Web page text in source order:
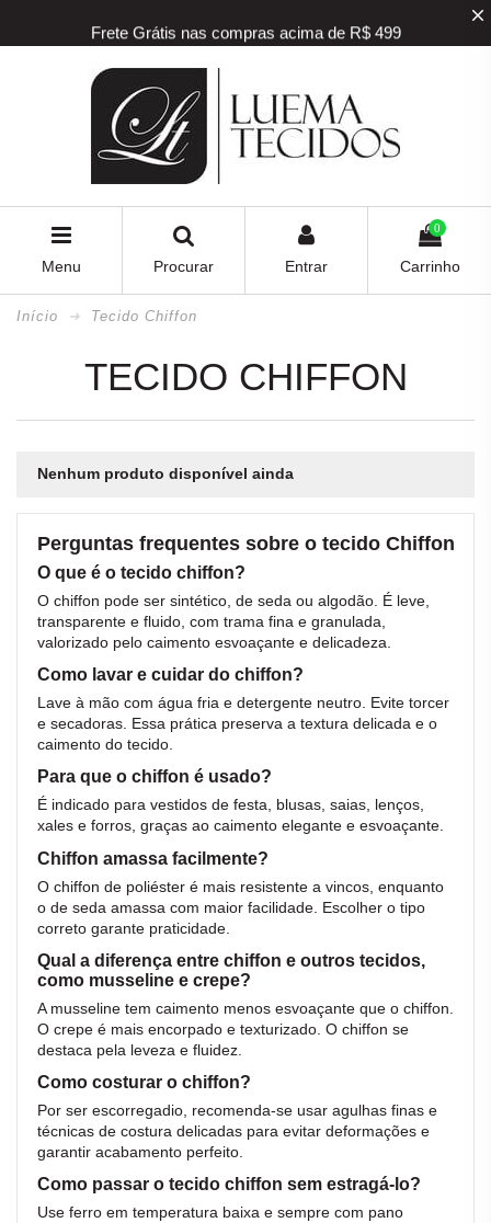
Frete Grátis nas compras acima de R$ 499
5% de desconto para pagamento via PIX e BOLETO
Frete Grátis nas compras acima de R$ 499
Menu Procurar Entrar
0
Carrinho
Início Tecido Chiffon
TECIDO CHIFFON
Nenhum produto disponível ainda
Perguntas frequentes sobre o tecido Chiffon
O que é o tecido chiffon?
O chiffon pode ser sintético, de seda ou algodão. É leve,
transparente e fluido, com trama fina e granulada,
valorizado pelo caimento esvoaçante e delicadeza.
Como lavar e cuidar do chiffon?
Lave à mão com água fria e detergente neutro. Evite torcer
e secadoras. Essa prática preserva a textura delicada e o
caimento do tecido.
Para que o chiffon é usado?
É indicado para vestidos de festa, blusas, saias, lenços,
xales e forros, graças ao caimento elegante e esvoaçante.
Chiffon amassa facilmente?
O chiffon de poliéster é mais resistente a vincos, enquanto
o de seda amassa com maior facilidade. Escolher o tipo
correto garante praticidade.
Qual a diferença entre chiffon e outros tecidos,
como musseline e crepe?
A musseline tem caimento menos esvoaçante que o chiffon.
O crepe é mais encorpado e texturizado. O chiffon se
destaca pela leveza e fluidez.
Como costurar o chiffon?
Por ser escorregadio, recomenda-se usar agulhas finas e
técnicas de costura delicadas para evitar deformações e
garantir acabamento perfeito.
Como passar o tecido chiffon sem estragá-lo?
Use ferro em temperatura baixa e sempre com pano